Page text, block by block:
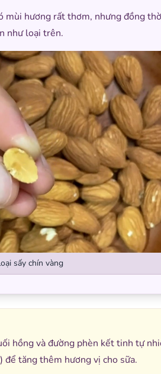
mùi hương rất thơm, nhưng đồng
như loại trên.
sấy chín vàng
hồng và đường phèn kết tinh tự
tăng thêm hương vị cho sữa.